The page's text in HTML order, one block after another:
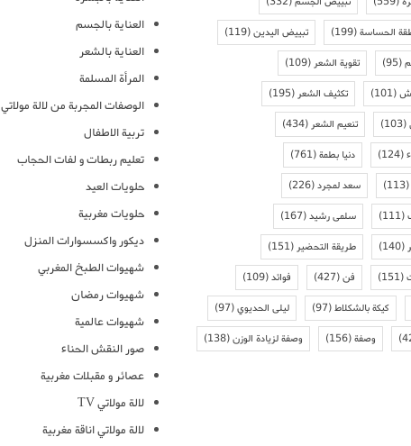
الحساسة(199) تبييض اليدين(119)
(95) تقوية الشعر(109)
(101) تكثيف الشعر(195)
(103) تنعيم الشعر(434)
(124) دنيا بطمة(761)
سعد لمجرد(226)
(111) سلمى رشيد(167)
(140) طريقة التحضير(151)
(151) فن(427) فوائد(109)
كيكة بالشكلاط(97) ليلى الحديوي(97)
وصفة(156) وصفة لزيادة الوزن(138)
العناية بالجسم
العناية بالشعر
المرأة المسلمة
الوصفات المجربة من لالة مولاتي
تربية الاطفال
تعليم ربطات و لفات الحجاب
حلويات العيد
حلويات مغربية
ديكور واكسسوارات المنزل
شهيوات الطبخ المغربي
شهيوات رمضان
شهيوات عالمية
صور النقش الحناء
عصائر و مقبلات مغربية
لالة مولاتي TV
لالة مولاتي اناقة مغربية